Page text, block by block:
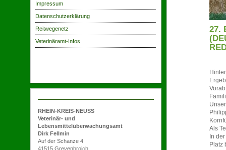
Impressum
Datenschutzerklärung
Reitwegenetz
Veterinäramt-Infos
RHEIN-KREIS-NEUSS
Veterinär- und
Lebensmittelüberwachungsamt
Dirk Fellmin
Auf der Schanze 4
41515 Grevenbroich
27.
Als
In
Platz